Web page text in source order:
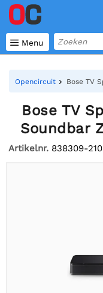
 Menu
Opencircuit Bose TV
Bose TV
Soundbar
Artikelnr. 838309-